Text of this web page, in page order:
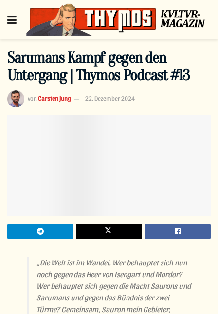
Sarumans Kampf gegen den
Untergang | Thymos Podcast #13
von Carsten Jung 22. Dezember 2024
„Die Welt ist im Wandel. Wer behauptet sich nun
noch gegen das Heer von Isengart und Mordor?
Wer behauptet sich gegen die Macht Saurons und
Sarumans und gegen das Bündnis der zwei
Türme? Gemeinsam, Sauron mein Gebieter,